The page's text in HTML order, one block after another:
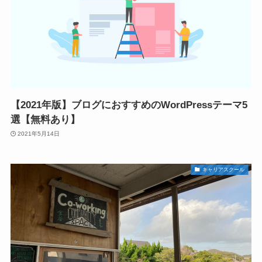
【2021年版】ブログにおすすめのWordPressテーマ5
選【無料あり】
2021年5月14日
キャリアスクール